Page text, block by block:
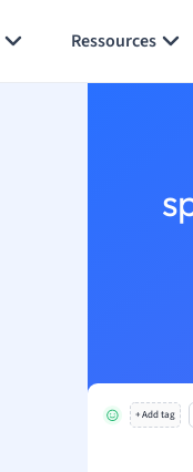
Ressources
+ Add tag